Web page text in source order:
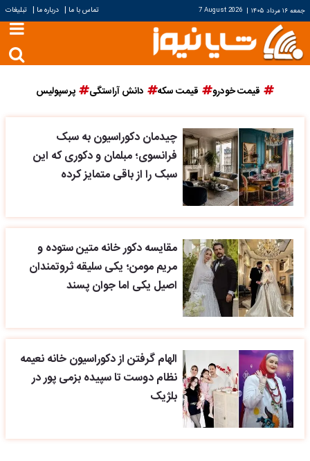
جمعه ۱۶ مرداد ۱۴۰۵ |
7 August 2026 تماس با ما | درباره ما | تبلیغات
قیمت خودرو قیمت سکه دانش آراستگی پرسپولیس
چیدمان دکوراسیون به سبک
فرانسوی؛ مبلمان و دکوری که این
سبک را از باقی متمایز کرده
مقایسه دکور خانه متین ستوده و
مریم مومن؛ یکی سلیقه ثروتمندان
اصیل یکی اما جوان پسند
الهام گرفتن از دکوراسیون خانه نعیمه
نظام دوست تا سپیده بزمی پور در
بلژیک